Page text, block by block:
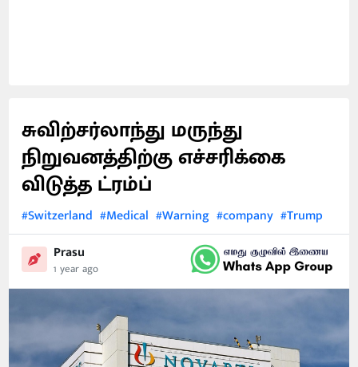
சுவிற்சர்லாந்து மருந்து
நிறுவனத்திற்கு எச்சரிக்கை
விடுத்த ட்ரம்ப்
#Switzerland #Medical #Warning #company #Trump
Prasu
1 year ago